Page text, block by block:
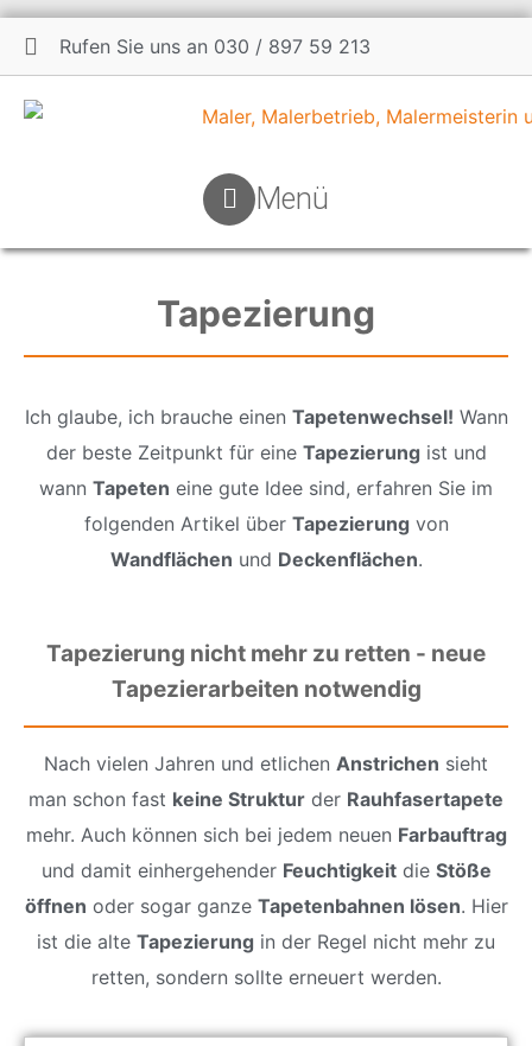
Rufen Sie uns an 030 / 897 59 213
Menü
Tapezierung
Ich glaube, ich brauche einen Tapetenwechsel! Wann
der beste Zeitpunkt für eine Tapezierungist und
wann Tapeten eine gute Idee sind, erfahren Sie im
folgenden Artikel über Tapezierungvon
Wandflächen und Deckenflächen.
Tapezierung nicht mehr zu retten - neue
Tapezierarbeiten notwendig
Nach vielen Jahren und etlichen Anstrichen sieht
man schon fast keine Struktur der Rauhfasertapete
mehr. Auch können sich bei jedem neuen Farbauftrag
und damit einhergehender Feuchtigkeitdie Stöße
öffnen oder sogar ganze Tapetenbahnen lösen. Hier
ist die alte Tapezierung in der Regel nicht mehr zu
retten, sondern sollte erneuert werden.